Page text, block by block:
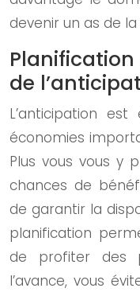
devenir un as de
de
L’anticipation
économies
Plus vous vous y
chances de
de garantir la
planification
de profiter des
l’avance, vous